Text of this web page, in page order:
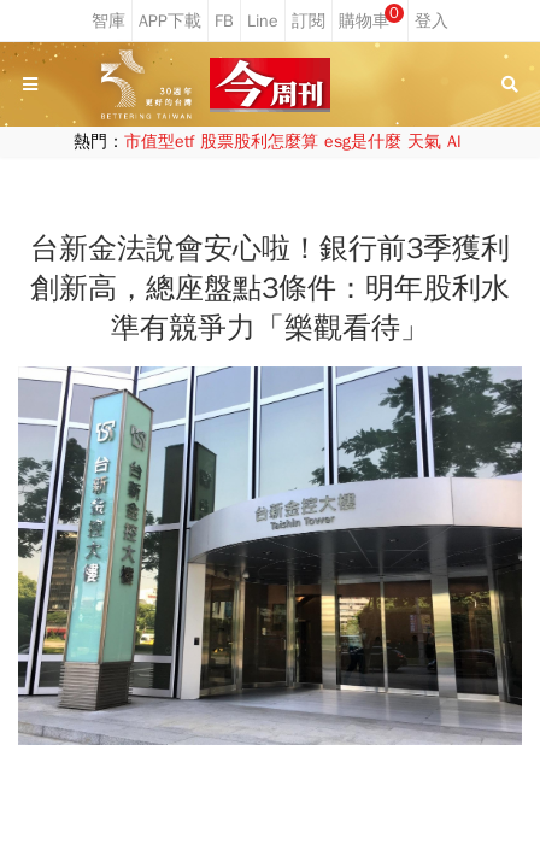
0
熱門： 市值型etf 股票股利怎麼算 esg是什麼 天氣 AI
台新金法說會安心啦！銀行前3季獲利
創新高，總座盤點3條件：明年股利水
準有競爭力「樂觀看待」